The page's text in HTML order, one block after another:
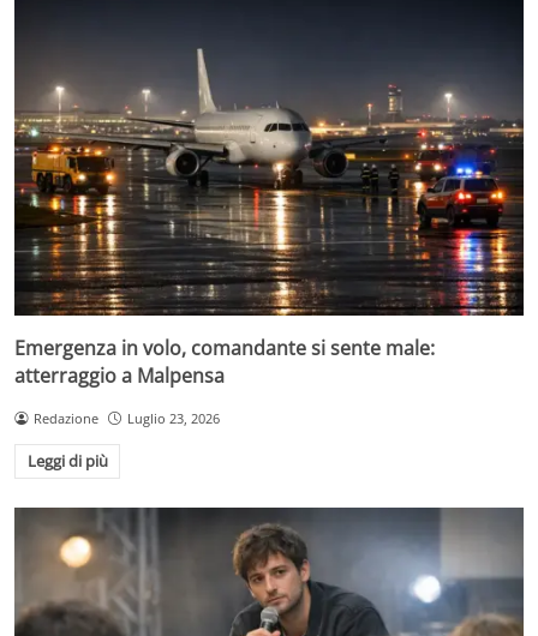
Emergenza in volo, comandante si sente male:
atterraggio a Malpensa
Redazione Luglio 23, 2026
Leggi di più